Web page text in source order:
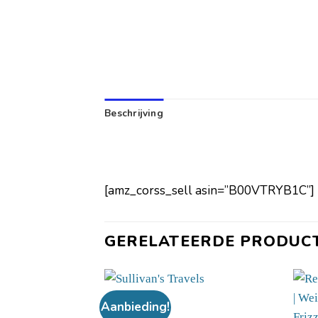
Beschrijving
[amz_corss_sell asin=”B00VTRYB1C”]
GERELATEERDE
Aanbieding!